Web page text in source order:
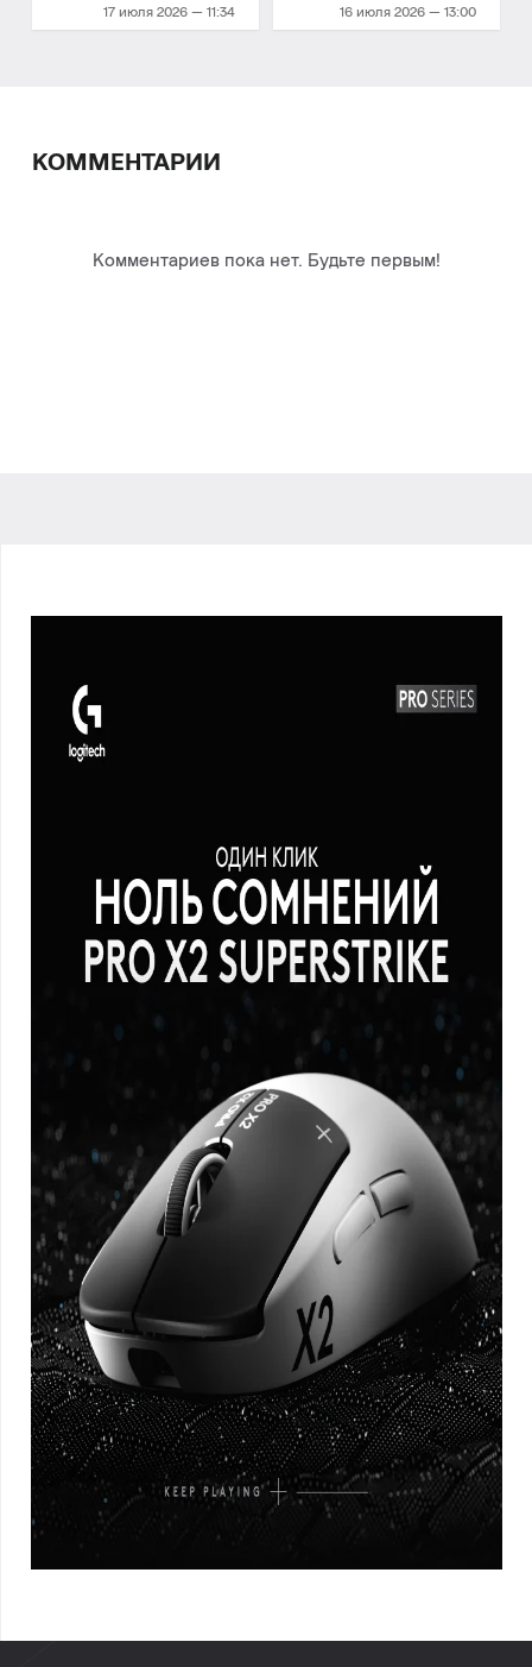
17 июля 2026 — 11:34
шаг до финала 16 июля 2026 — 13:00
четвертьфинал плей-
офф
КОММЕНТАРИИ
Комментариев пока нет. Будьте первым!